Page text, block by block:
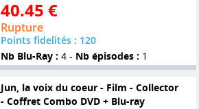
40.45 €
Rupture
Points fidelités : 120
Nb Blu-Ray : 4 - Nb épisodes : 1
Jun, la voix du coeur - Film - Collector
- Coffret Combo DVD + Blu-ray